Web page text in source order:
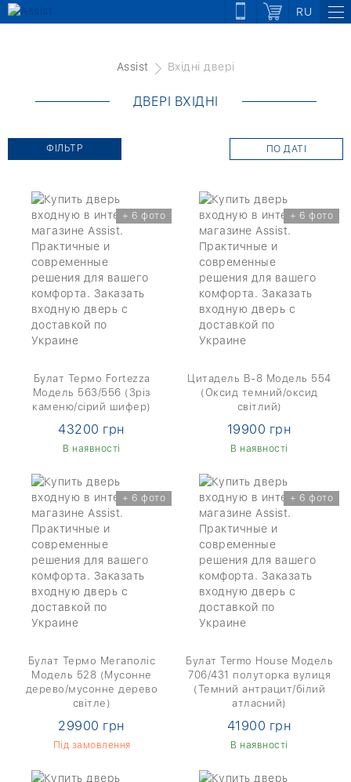
RU
Assist Вхідні двері
ДВЕРІ ВХІДНІ
ФІЛЬТР ПО ДАТІ
+ 6 фото
Булат Термо Fortezza
Модель 563/556 (Зріз
каменю/сірий шифер)
43200 грн
В наявності
+ 6 фото
Цитадель В-8 Модель 554
(Оксид темний/оксид
світлий)
19900 грн
В наявності
+ 6 фото
Булат Термо Мегаполіс
Модель 528 (Мусонне
дерево/мусонне дерево
світле)
29900 грн
Під замовлення
+ 6 фото
Булат Termo House Модель
706/431 полуторка вулиця
(Темний антрацит/білий
атласний)
41900 грн
В наявності